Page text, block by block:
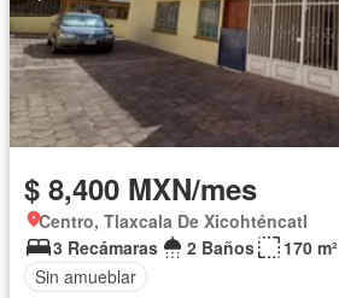
$ 8,400 MXN/mes
Centro, Tlaxcala De Xicohténcatl
3 Recámaras
2 Baños
170 m²
Sin amueblar